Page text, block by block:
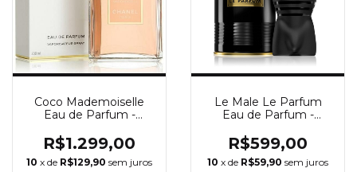
Coco Mademoiselle
Eau de Parfum -
Chanel
R$1.299,00
10 x de R$129,90 sem juros
Le Male Le Parfum
Eau de Parfum -
Jean Paul Gaultier
R$599,00
10 x de R$59,90 sem juros